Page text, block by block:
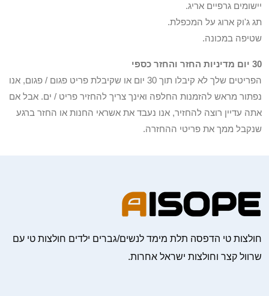
יישומים גרפיים אריג.
תג ג'וק ארוג על המכפלת.
שטיפה במכונה.
30 יום מדיניות החזר והחזר כספי
הפריטים שלך לא קיבלו תוך 30 יום או שקיבלת פריט פגום / פגום, אנו
נפתור מראש להזמנות החלפה ואינך צריך להחזיר פריט / ים. אבל אם
אתה עדיין רוצה להחזיר, אנו נעבד את אשראי החנות או החזר ברגע
שנקבל ממך את פריטי ההחזרה.
חולצות טי הדפסה תלת מימד לנשים/גברים ילדים חולצות טי עם
שרוול קצר וחולצות ישראל אחרות.